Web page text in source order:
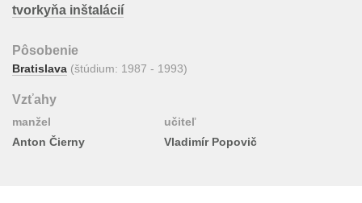
tvorkyňa inštalácií
Pôsobenie
Bratislava (štúdium: 1987 - 1993)
Vzťahy
manžel
učiteľ
Anton Čierny
Vladimír Popovič